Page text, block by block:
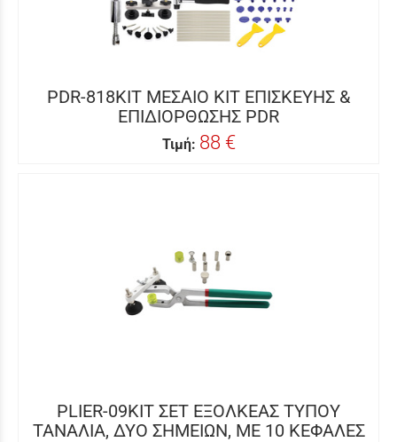
PDR-818KIT ΜΕΣΑΙΟ ΚΙΤ ΕΠΙΣΚΕΥΗΣ &
ΕΠΙΔΙΟΡΘΩΣΗΣ PDR
Τιμή: 88 €
PLIER-09KIT ΣΕΤ ΕΞΟΛΚΕΑΣ ΤΥΠΟΥ
ΤΑΝΑΛΙΑ, ΔΥΟ ΣΗΜΕΙΩΝ, ΜΕ 10 ΚΕΦΑΛΕΣ